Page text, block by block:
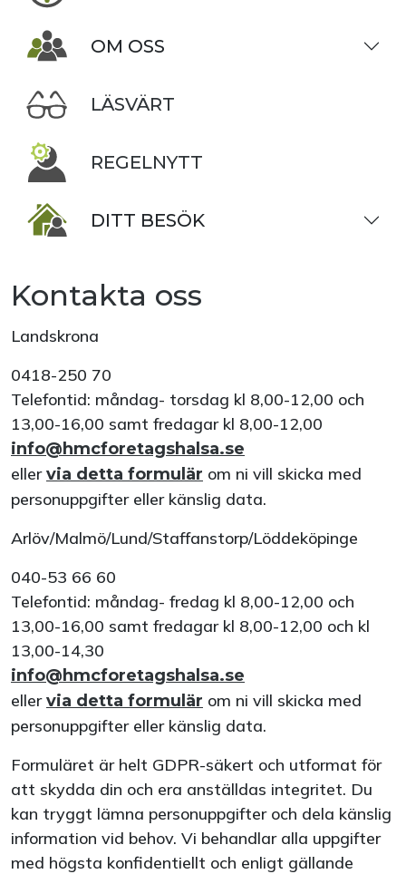
OM OSS
LÄSVÄRT
REGELNYTT
DITT BESÖK
Kontakta oss
Landskrona
0418-250 70
Telefontid: måndag- torsdag kl 8,00-12,00 och
13,00-16,00 samt fredagar kl 8,00-12,00
info@hmcforetagshalsa.se
ellervia detta formulär om ni vill skicka med
personuppgifter eller känslig data.
Arlöv/Malmö/Lund/Staffanstorp/Löddeköpinge
040-53 66 60
Telefontid: måndag- fredag kl 8,00-12,00 och
13,00-16,00 samt fredagar kl 8,00-12,00 och kl
13,00-14,30
info@hmcforetagshalsa.se
ellervia detta formulär om ni vill skicka med
personuppgifter eller känslig data.
Formuläret är helt GDPR-säkert och utformat för
att skydda din och era anställdas integritet. Du
kan tryggt lämna personuppgifter och dela känslig
information vid behov. Vi behandlar alla uppgifter
med högsta konfidentiellt och enligt gällande